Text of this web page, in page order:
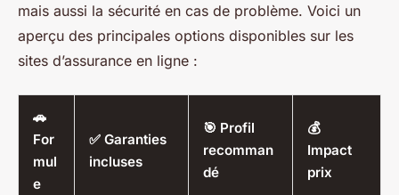
mais aussi la sécurité en cas de problème. Voici un
aperçu des principales options disponibles sur les
sites d’assurance en ligne :
🚗
For
mul
e
✅ Garanties
incluses
🎯 Profil
recomman
dé
💰
Impact
prix